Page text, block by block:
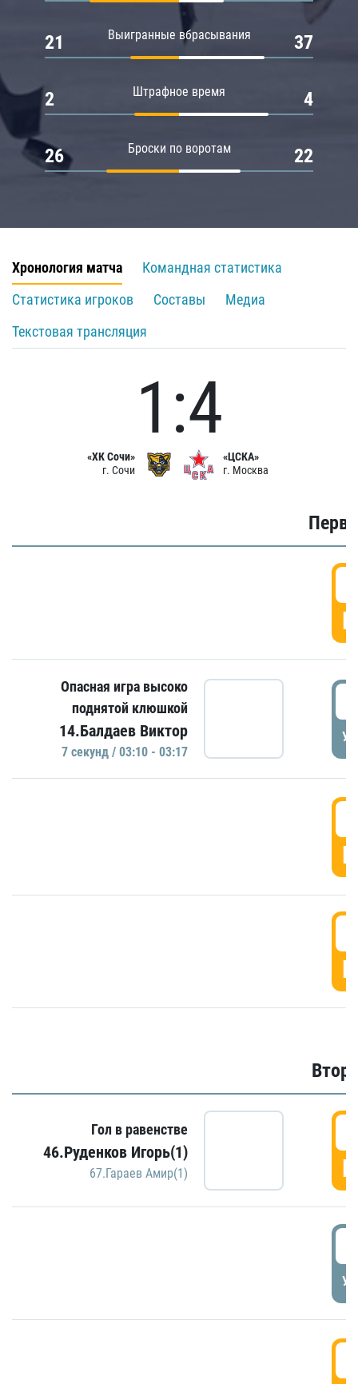
Выигранные вбрасывания
21 37
Штрафное время
2 4
Броски по воротам
26 22
Хронология матча
Командная статистика
Статистика игроков
Составы
Медиа
Текстовая трансляция
«ХК Сочи»
г. Сочи
1:4
«ЦСКА»
г. Москва
Опасная игра высоко
поднятой клюшкой
14.Балдаев Виктор
7 секунд / 03:10 - 03:17
Гол в равенстве
46.Руденков Игорь(1)
67.Гараев Амир(1)